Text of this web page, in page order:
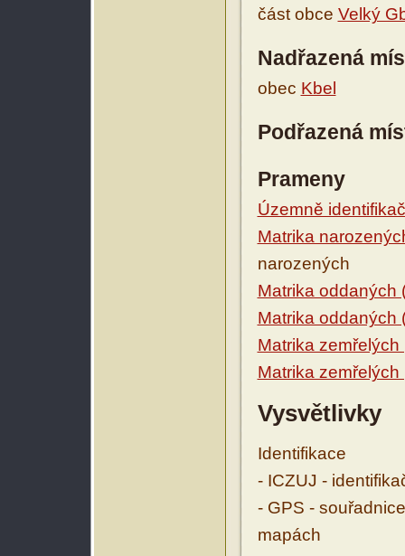
část obce Velký
Nadřazená
obec Kbel
Podřazená
Prameny
Územně
Matrika
narozených
Matrika oddaných
Matrika oddaných
Matrika
Matrika
Vysvětlivky
Identifikace
- ICZUJ -
- GPS -
mapách